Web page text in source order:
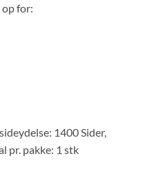
op for:
1400 Sider,
pr. pakke: 1 stk